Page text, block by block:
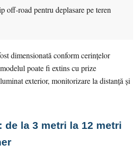
off-road pentru deplasare pe teren
dimensionată conform cerințelor
poate fi extins cu prize
exterior, monitorizare la distanță și
de la 3 metri la 12 metri